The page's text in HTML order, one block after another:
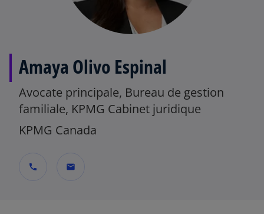
Amaya Olivo Espinal
Avocate principale, Bureau de gestion
familiale, KPMG Cabinet juridique
KPMG Canada
call mail